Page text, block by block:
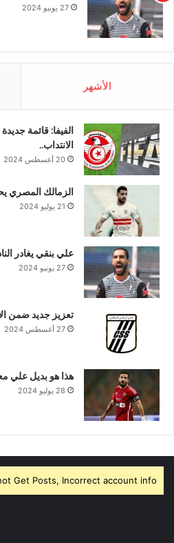
27 يونيو 2024
الأشهر
الفيفا: قائمة
الانتداب..
20 أغسطس 2024
الزمالك المصري
21 يوليو 2024
علي بنقي يغادر
27 يونيو 2024
تعزيز جديد ضمن
27 أغسطس 2024
هذا هو بديل علي
28 يوليو 2024
Get Posts, Incorrect account info.